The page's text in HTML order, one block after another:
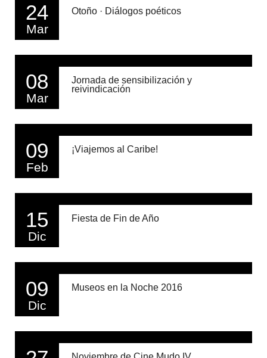
24
Mar
Otoño · Diálogos poéticos
08
Mar
Jornada de sensibilización y
reivindicación
09
Feb
¡Viajemos al Caribe!
15
Dic
Fiesta de Fin de Año
09
Dic
Museos en la Noche 2016